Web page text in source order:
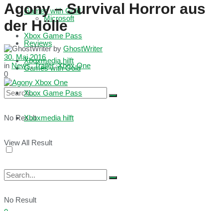
Games with Gold
Xbox Game Pass
Xboxmedia hilft
No Result
View All Result
Microsoft
Reviews
Games with Gold
Xbox Game Pass
Xboxmedia hilft
No Result
Agony – Survival Horror aus
der Hölle
by GhostWriter
30. Mai 2016
in News,Trailer,Xbox One
0